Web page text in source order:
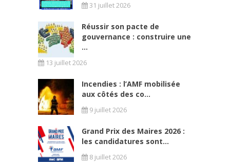
31 juillet 2026
Réussir son pacte de
gouvernance : construire une
...
13 juillet 2026
Incendies : l’AMF mobilisée
aux côtés des co...
9 juillet 2026
Grand Prix des Maires 2026 :
les candidatures sont...
8 juillet 2026